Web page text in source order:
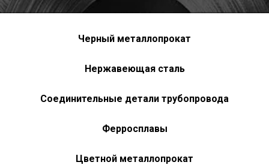
Черный металлопрокат
Нержавеющая сталь
Соединительные детали трубопровода
Ферросплавы
Цветной металлопрокат